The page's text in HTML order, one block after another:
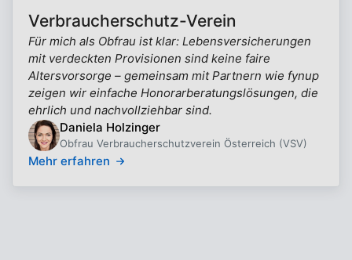
Verbraucherschutz-Verein
Für mich als Obfrau ist klar: Lebensversicherungen
mit verdeckten Provisionen sind keine faire
Altersvorsorge – gemeinsam mit Partnern wie fynup
zeigen wir einfache Honorarberatungslösungen, die
ehrlich und nachvollziehbar sind.
Daniela Holzinger
Obfrau Verbraucherschutzverein Österreich (VSV)
Mehr erfahren